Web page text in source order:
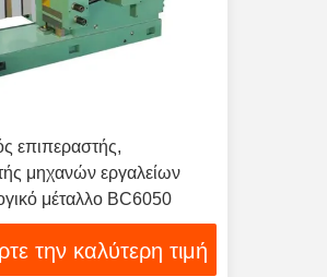
επιπεραστής,
μηχανών εργαλείων
μέταλλο BC6050
την καλύτερη τιμή